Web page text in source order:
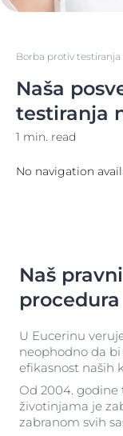
Borba protiv
Naša
testiranja
1 min. read
No navigation
Naš
procedura
U Eucerinu
neophodno da
efikasnost naših
Od 2004.
životinjama je
zabranom svih